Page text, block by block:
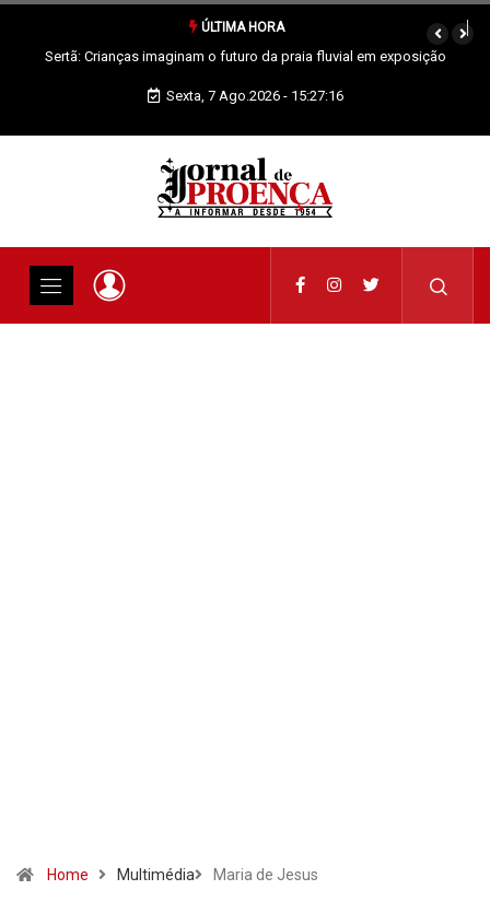
ÚLTIMA HORA
Vila de Rei: 2.ª Neon Walk reuniu mais de 300 participantes
Sexta, 7 Ago.2026 - 15:27:16
Home Multimédia Maria de Jesus